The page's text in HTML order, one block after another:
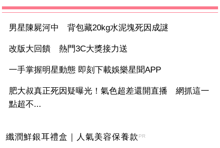
男星陳屍河中 背包藏20kg水泥塊死因成謎
改版大回饋 熱門3C大獎接力送
一手掌握明星動態 即刻下載娛樂星聞APP
肥大叔真正死因疑曝光！氣色超差還開直播 網抓這一
點超不...
纖潤鮮銀耳禮盒｜人氣美容保養款 PR